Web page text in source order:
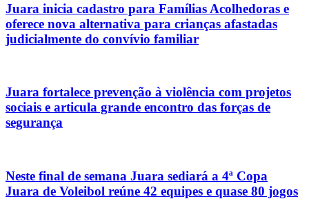
Juara inicia cadastro para Famílias Acolhedoras e
oferece nova alternativa para crianças afastadas
judicialmente do convívio familiar
Juara fortalece prevenção à violência com projetos
sociais e articula grande encontro das forças de
segurança
Neste final de semana Juara sediará a 4ª Copa
Juara de Voleibol reúne 42 equipes e quase 80 jogos